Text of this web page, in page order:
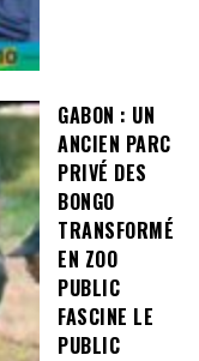
GABON : UN
ANCIEN PARC
PRIVÉ DES
BONGO
TRANSFORMÉ
EN ZOO
PUBLIC
FASCINE LE
PUBLIC